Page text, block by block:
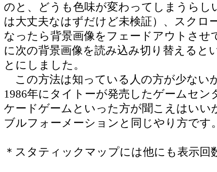
のと、どうも色味が変わってしまうらし
は大丈夫なはずだけど未検証）、スクロ
なったら背景画像をフェードアウトさせ
に次の背景画像を読み込み切り替えると
とにしました。
この方法は知っている人の方が少ない
1986年にタイトーが発売したゲームセン
ケードゲームといった方が聞こえはいい
ブルフォーメーションと同じやり方です
＊スタティックマップには他にも表示回